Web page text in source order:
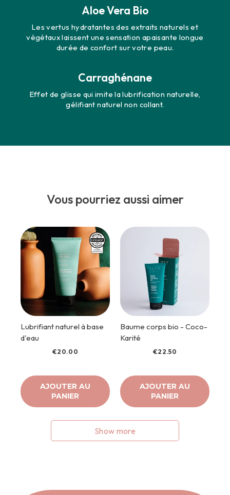
Aloe Vera Bio
Les vertus hydratantes des extraits naturels et
végétaux laissent une sensation apaisante longue
durée de confort sur votre peau.
Carraghénane
Effet de glisse qui imite la lubrification naturelle,
gélifiant naturel non collant.
Vous pourriez aussi aimer
Lubrifiant naturel à base
d'eau
€20.00
AJOUTER AU
PANIER
Baume corps bio - Coco-
Karité
€22.50
AJOUTER AU
PANIER
Show more
PRÉNOM